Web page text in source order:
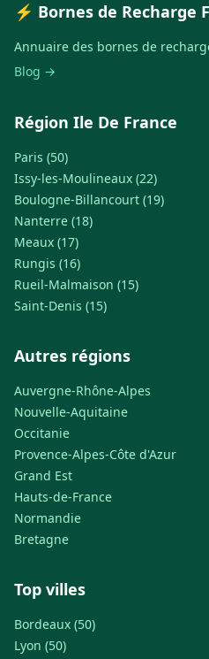
⚡ Bornes de Recharge
Annuaire des bornes de
Blog →
Région Ile De France
Paris (50)
Issy-les-Moulineaux (22)
Boulogne-Billancourt (19)
Nanterre (18)
Meaux (17)
Rungis (16)
Rueil-Malmaison (15)
Saint-Denis (15)
Autres régions
Auvergne-Rhône-Alpes
Nouvelle-Aquitaine
Occitanie
Provence-Alpes-Côte d'Azur
Grand Est
Hauts-de-France
Normandie
Bretagne
Top villes
Bordeaux (50)
Lyon (50)